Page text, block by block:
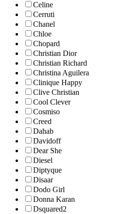
Celine
Cerruti
Chanel
Chloe
Chopard
Christian Dior
Christian Richard
Christina Aguilera
Clinique Happy
Clive Christian
Cool Clever
Cosmiso
Creed
Dahab
Davidoff
Dear She
Diesel
Diptyque
Disaar
Dodo Girl
Donna Karan
Dsquared2